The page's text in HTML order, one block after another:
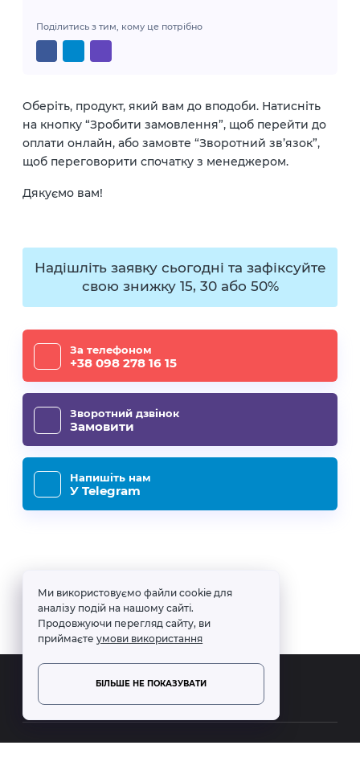
Поділитись з тим, кому це потрібно
Оберіть, продукт, який вам до вподоби. Натисніть
на кнопку “Зробити замовлення”, щоб перейти до
оплати онлайн, або замовте “Зворотний зв’язок”,
щоб переговорити спочатку з менеджером.
Дякуємо вам!
Надішліть заявку сьогодні та зафіксуйте
свою знижку 15, 30 або 50%
За телефоном
+38 098 278 16 15
Зворотний дзвінок
Замовити
Напишіть нам
У Telegram
Ми використовуємо файли cookie для
аналізу подій на нашому сайті.
Продовжуючи перегляд сайту, ви
приймаєтеумови використання
БІЛЬШЕ НЕ ПОКАЗУВАТИ